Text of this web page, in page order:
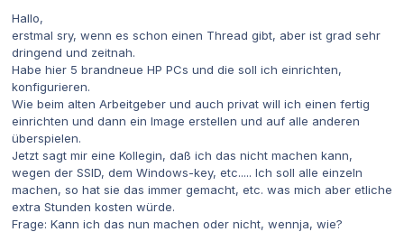
Hallo,
erstmal sry, wenn es schon einen Thread gibt, aber ist grad sehr
dringend und zeitnah.
Habe hier 5 brandneue HP PCs und die soll ich einrichten,
konfigurieren.
Wie beim alten Arbeitgeber und auch privat will ich einen fertig
einrichten und dann ein Image erstellen und auf alle anderen
überspielen.
Jetzt sagt mir eine Kollegin, daß ich das nicht machen kann,
wegen der SSID, dem Windows-key, etc..... Ich soll alle einzeln
machen, so hat sie das immer gemacht, etc. was mich aber etliche
extra Stunden kosten würde.
Frage: Kann ich das nun machen oder nicht, wennja, wie?